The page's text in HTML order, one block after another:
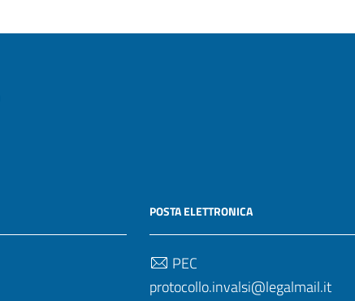
POSTA ELETTRONICA
PEC
protocollo.invalsi@legalmail.it